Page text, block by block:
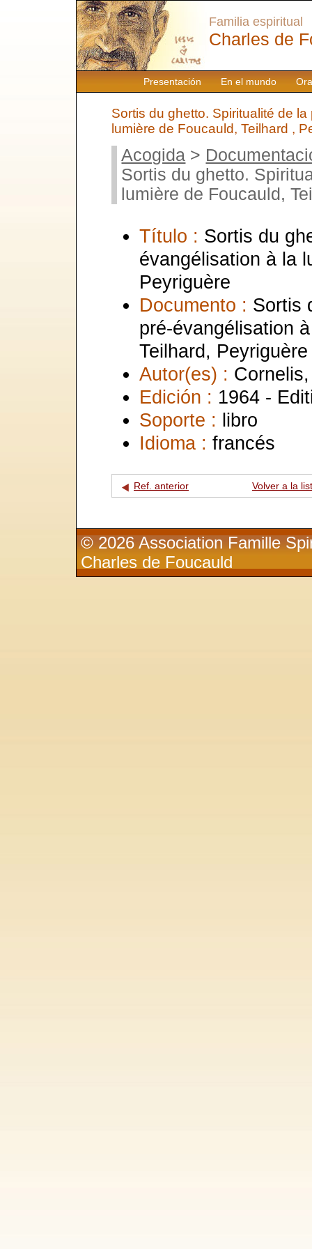
Presentación En el mundo
Familia espiritual
Charles de
Sortis du ghetto. Spiritualité de
lumière de Foucauld, Teilhard ,
Acogida >
Sortis du ghetto.
lumière de Foucauld,
Título : Sortis du
évangélisation à la
Peyriguère
Documento : Sortis
pré-évangélisation
Teilhard, Peyriguère
Autor(es) :
Edición : 1964 -
Soporte : libro
Idioma : francés
Ref. anterior Volver a la
© 2026 Association Famille
Charles de Foucauld